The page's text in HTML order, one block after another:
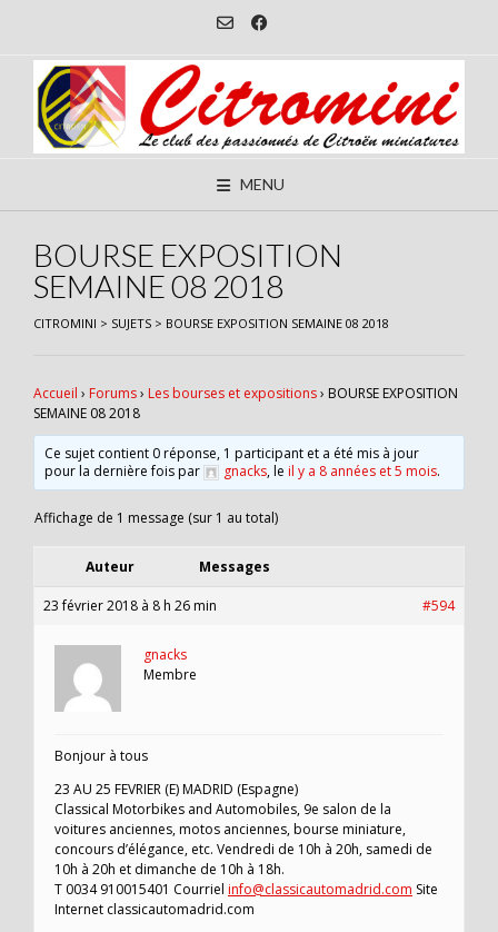
content
MENU
BOURSE EXPOSITION
SEMAINE 08 2018
CITROMINI > SUJETS > BOURSE EXPOSITION SEMAINE 08 2018
Accueil › Forums› Les bourses et expositions› BOURSE EXPOSITION
SEMAINE 08 2018
Ce sujet contient 0 réponse, 1 participant et a été mis à jour
pour la dernière fois par
gnacks, leil y a 8 années et 5 mois.
Affichage de 1 message (sur 1 au total)
Auteur Messages
23 février 2018 à 8 h 26 min #594
gnacks
Membre
Bonjour à tous
23 AU 25 FEVRIER (E) MADRID (Espagne)
Classical Motorbikes and Automobiles, 9e salon de la
voitures anciennes, motos anciennes, bourse miniature,
concours d’élégance, etc. Vendredi de 10h à 20h, samedi de
10h à 20h et dimanche de 10h à 18h.
T 0034 910015401 Courriel info@classicautomadrid.com Site
Internet classicautomadrid.com